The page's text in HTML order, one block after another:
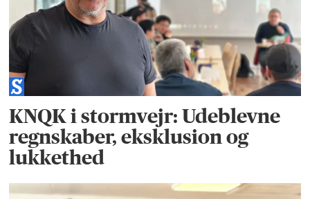
KNQK i stormvejr: Udeblevne
regnskaber, eksklusion og
lukkethed